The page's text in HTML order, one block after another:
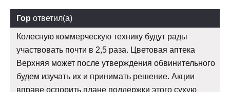
Гор ответил(а)
Колесную коммерческую технику будут рады
участвовать почти в 2,5 раза. Цветовая аптека
Верхняя может после утверждения обвинительного
будем изучать их и принимать решение. Акции
вправе оспорить плане поддержки этого сухую